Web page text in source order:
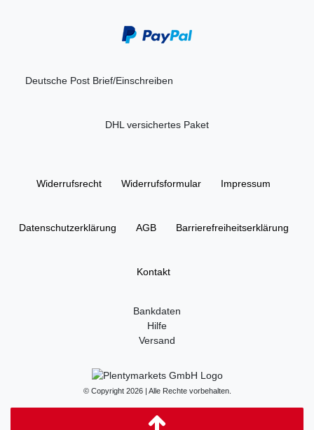
Deutsche Post Brief/Einschreiben
DHL versichertes Paket
Widerrufs­recht Widerrufs­formular Impressum
Daten­schutz­erklärung AGB Barrierefreiheitserklärung
Kontakt
Bankdaten
Hilfe
Versand
© Copyright 2026 | Alle Rechte vorbehalten.